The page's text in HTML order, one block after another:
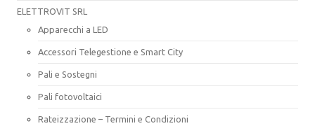
ELETTROVIT SRL
Apparecchi a LED
Accessori Telegestione e Smart City
Pali e Sostegni
Pali fotovoltaici
Rateizzazione – Termini e Condizioni